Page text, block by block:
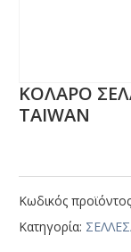
ΚΟΛΑΡΟ
ΤΑΙWΑΝ
Κωδικός
Κατηγορία: